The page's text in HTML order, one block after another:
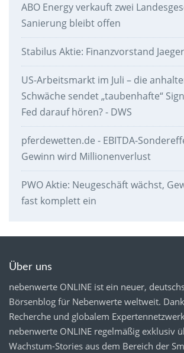
ABO Energy verkauft zwei
Sanierung bleibt offen
Stabilus Aktie: Finanzvorstand
US-Arbeitsmarkt im Juli – die
Schwäche sendet „taubenhafte“
Fed darauf hören? - DWS
pferdewetten.de - EBITDA-
Gewinn wird Millionenverlust
PWO Aktie: Neugeschäft wächst,
fast komplett ein
Über uns
nebenwerte ONLINE ist ein neuer,
Börsenblog für Nebenwerte weltweit.
Recherche und globalem
nebenwerte ONLINE regelmäßig exklusiv
Wachstum-Stories aus dem Bereich der